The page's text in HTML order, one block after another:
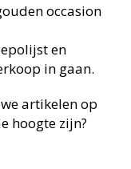
occasion
en
in gaan.
artikelen op
hoogte zijn?